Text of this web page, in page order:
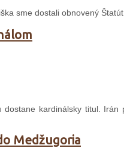
sme dostali obnovený
dostane kardinálsky titul.
Medžugoria